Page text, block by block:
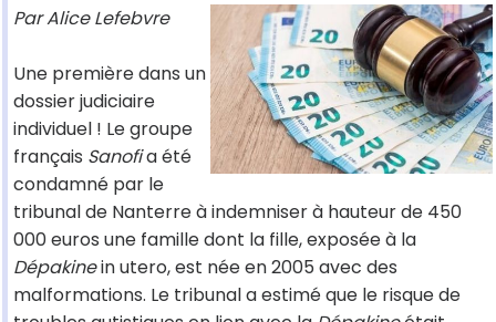
Par Alice Lefebvre
Une première dans un
dossier judiciaire
individuel ! Le groupe
français Sanofia été
condamné par le
tribunal de Nanterre à indemniser à hauteur de 450
000 euros une famille dont la fille, exposée à la
Dépakinein utero, est née en 2005 avec des
malformations. Le tribunal a estimé que le risque de